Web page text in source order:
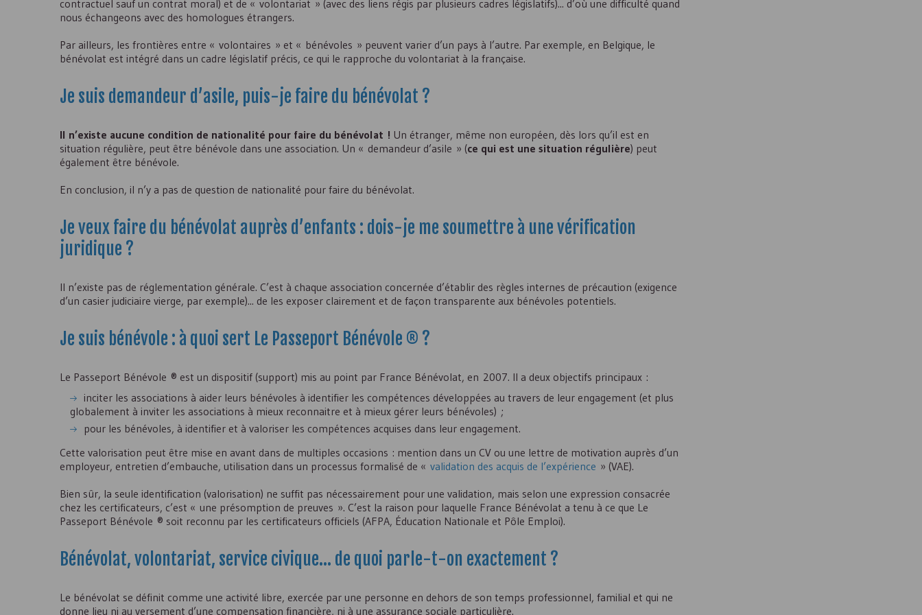
contractuel sauf un contrat moral) et de « volontariat » (avec des liens régis par plusieurs cadres législatifs)... d’où une difficulté quand
nous échangeons avec des homologues étrangers.
Par ailleurs, les frontières entre « volontaires » et « bénévoles » peuvent varier d’un pays à l’autre. Par exemple, en Belgique, le
bénévolat est intégré dans un cadre législatif précis, ce qui le rapproche du volontariat à la française.
Je suis demandeur d’asile, puis-je faire du bénévolat ?
Il n’existe aucune condition de nationalité pour faire du bénévolat ! Un étranger, même non européen, dès lors qu’il est en
situation régulière, peut être bénévole dans une association. Un « demandeur d’asile » (ce qui est une situation régulière) peut
également être bénévole.
En conclusion, il n’y a pas de question de nationalité pour faire du bénévolat.
Je veux faire du bénévolat auprès d’enfants : dois-je me soumettre à une vérification
juridique ?
Il n’existe pas de réglementation générale. C’est à chaque association concernée d’établir des règles internes de précaution (exigence
d’un casier judiciaire vierge, par exemple)... de les exposer clairement et de façon transparente aux bénévoles potentiels.
Je suis bénévole : à quoi sert Le Passeport Bénévole ® ?
Le Passeport Bénévole ® est un dispositif (support) mis au point par France Bénévolat, en 2007. Il a deux objectifs principaux :
inciter les associations à aider leurs bénévoles à identifier les compétences développées au travers de leur engagement (et plus
globalement à inviter les associations à mieux reconnaitre et à mieux gérer leurs bénévoles) ;
pour les bénévoles, à identifier et à valoriser les compétences acquises dans leur engagement.
Cette valorisation peut être mise en avant dans de multiples occasions : mention dans un CV ou une lettre de motivation auprès d’un
employeur, entretien d’embauche, utilisation dans un processus formalisé de « validation des acquis de l’expérience » (VAE).
Bien sûr, la seule identification (valorisation) ne suffit pas nécessairement pour une validation, mais selon une expression consacrée
chez les certificateurs, c’est « une présomption de preuves ». C’est la raison pour laquelle France Bénévolat a tenu à ce que Le
Passeport Bénévole ® soit reconnu par les certificateurs officiels (AFPA, Éducation Nationale et Pôle Emploi).
Bénévolat, volontariat, service civique... de quoi parle-t-on exactement ?
Le bénévolat se définit comme une activité libre, exercée par une personne en dehors de son temps professionnel, familial et qui ne
donne lieu ni au versement d’une compensation financière, ni à une assurance sociale particulière.